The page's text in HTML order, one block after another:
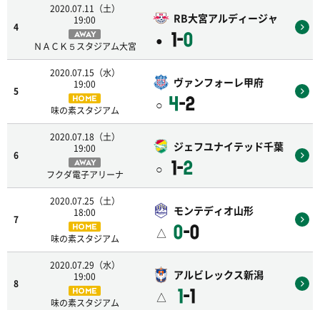
4
2020.07.11（土）
19:00
AWAY
ＮＡＣＫ５スタジアム大宮
RB大宮アルディージャ
● 1-0
5
2020.07.15（水）
19:00
HOME
味の素スタジアム
ヴァンフォーレ甲府
○ 4-2
6
2020.07.18（土）
19:00
AWAY
フクダ電子アリーナ
ジェフユナイテッド千葉
○ 1-2
7
2020.07.25（土）
18:00
HOME
味の素スタジアム
モンテディオ山形
△ 0-0
8
2020.07.29（水）
19:00
HOME
味の素スタジアム
アルビレックス新潟
△ 1-1